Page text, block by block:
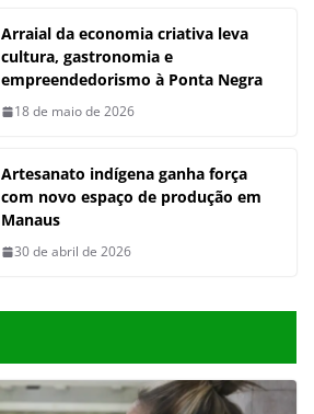
Arraial da economia criativa leva
cultura, gastronomia e
empreendedorismo à Ponta Negra
18 de maio de 2026
Artesanato indígena ganha força
com novo espaço de produção em
Manaus
30 de abril de 2026